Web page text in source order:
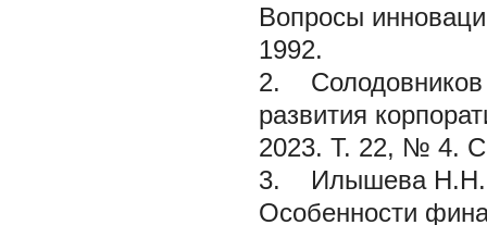
Вопросы
1992.
2.
развития
2023. Т. 22, № 4.
3. Илышева Н.Н.,
Особенности